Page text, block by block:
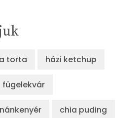
torta házi ketchup
fügelekvár
chia puding